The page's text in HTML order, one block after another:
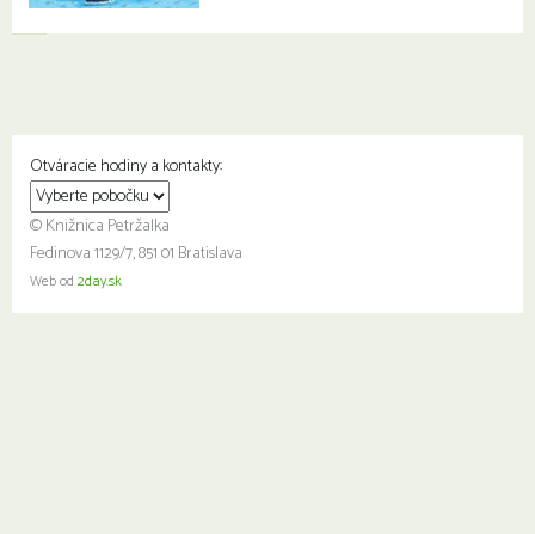
Otváracie hodiny a kontakty:
© Knižnica Petržalka
Fedinova 1129/7, 851 01 Bratislava
Web od 2day.sk